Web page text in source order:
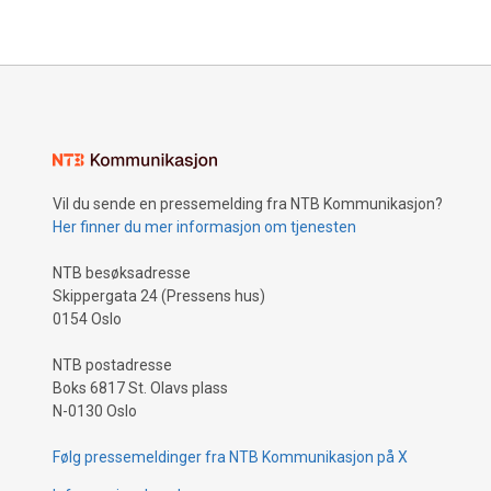
Vil du sende en pressemelding fra NTB Kommunikasjon?
Her finner du mer informasjon om tjenesten
NTB besøksadresse
Skippergata 24 (Pressens hus)
0154 Oslo
NTB postadresse
Boks 6817 St. Olavs plass
N-0130 Oslo
Følg pressemeldinger fra NTB Kommunikasjon på X